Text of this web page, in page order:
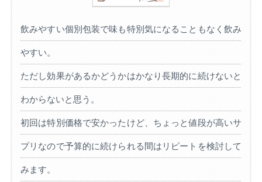
飲みやすい個別包装で味も特別気になることもなく飲み
やすい。
ただし効果があるかどうかはかなり長期的に続けないと
わからないと思う。
初回は特別価格で安かったけど、ちょっと値段が高いサ
プリなので予算的に続けられる間はリピートを検討して
みます。